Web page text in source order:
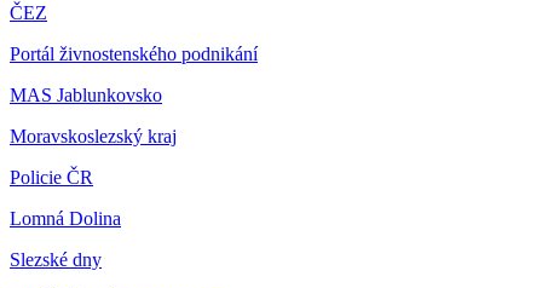
ČEZ
Portál živnostenského podnikání
MAS Jablunkovsko
Moravskoslezský kraj
Policie ČR
Lomná Dolina
Slezské dny